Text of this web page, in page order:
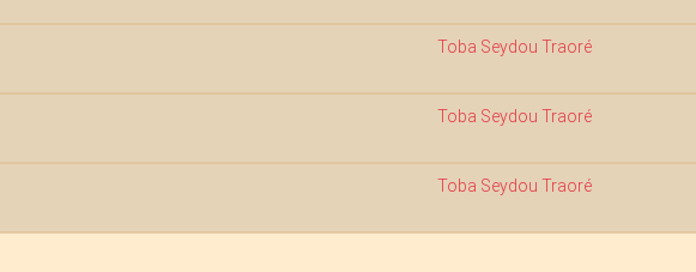
Toba Seydou Traoré
Toba Seydou Traoré
Toba Seydou Traoré